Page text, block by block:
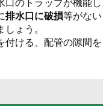
排水口に破損等がない
ょう。
付ける、配管の隙間を